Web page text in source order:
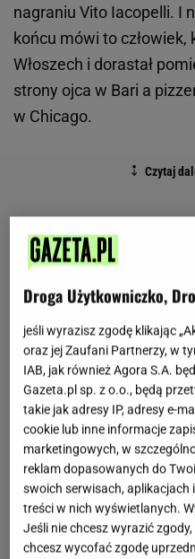
nagraniu Vito Iacopelli. I
końcu mówi to człowiek,
Włoszech i dorastał
strony ojca w Bari a
w Chicago.
Droga Użytkowniczko,
jeśli wyrazisz zgodę klikając
oraz jej Zaufani Partnerzy, w
IAB, jak również Agora S.A.
Gazeta.pl sp. z o.o., będą
takie jak adresy IP, adresy e-
cookie lub inne informacje
marketingowych, w
reklam dopasowanych do
swoich serwisach, aplikacjach
treści w nich wyświetlanych.
Jeśli nie chcesz wyrazić
chcesz wycofać zgodę